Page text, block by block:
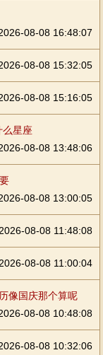
08-08 16:48:07
08-08 15:32:05
08-08 15:16:05
星座
08-08 13:48:06
08-08 13:00:05
2026-08-08 11:48:08
2026-08-08 11:00:04
像国庆那个算呢
08-08 10:48:08
08-08 10:32:06